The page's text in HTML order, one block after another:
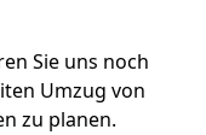
Sie uns noch
Umzug von
zu planen.